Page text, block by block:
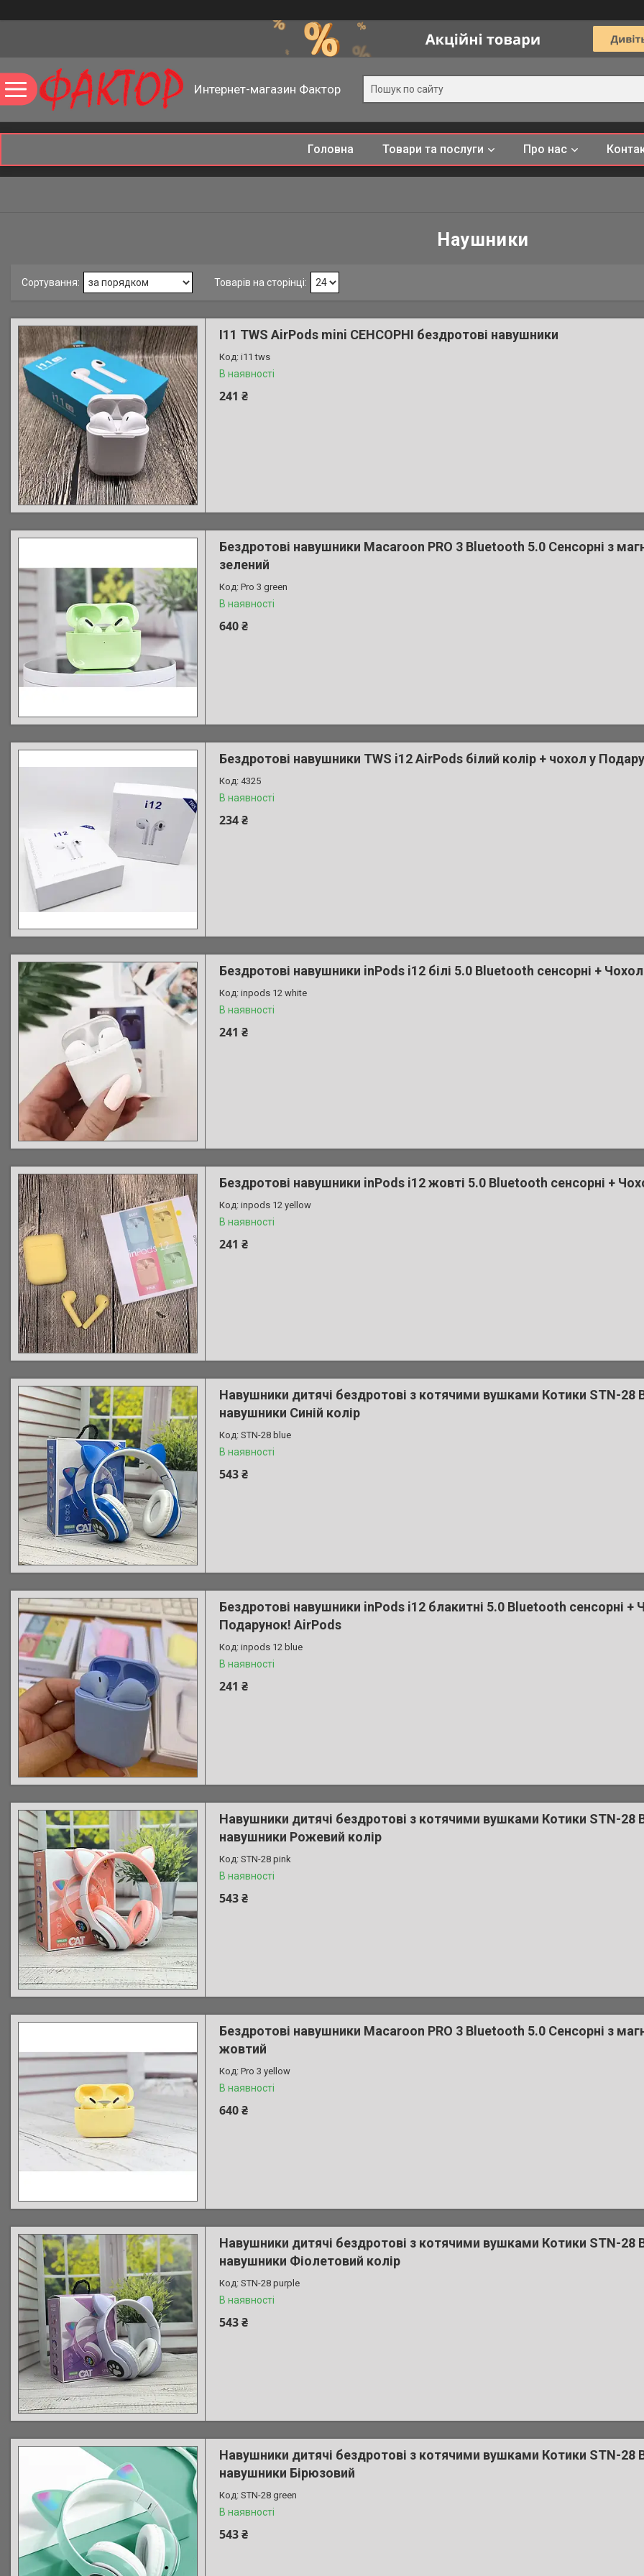
Интернет-магазин Фактор
Головна Товари та послуги Про нас
Наушники
I11 TWS AirPods mini СЕНСОРНІ бездротові навушники
i11 tws
В наявності
241 ₴
Бездротові навушники Macaroon PRO 3 Bluetooth 5.0 Сенсорні з
зелений
Pro 3 green
В наявності
640 ₴
Бездротові навушники TWS i12 AirPods білий колір + чохол у
4325
В наявності
234 ₴
Бездротові навушники inPods i12 білі 5.0 Bluetooth сенсорні +
inpods 12 white
В наявності
241 ₴
Бездротові навушники inPods i12 жовті 5.0 Bluetooth сенсорні +
inpods 12 yellow
В наявності
241 ₴
Навушники дитячі бездротові з котячими вушками Котики STN-28
навушники Синій колір
STN-28 blue
В наявності
543 ₴
Бездротові навушники inPods i12 блакитні 5.0 Bluetooth сенсорні +
Подарунок! AirPods
inpods 12 blue
В наявності
241 ₴
Навушники дитячі бездротові з котячими вушками Котики STN-28
навушники Рожевий колір
STN-28 pink
В наявності
543 ₴
Бездротові навушники Macaroon PRO 3 Bluetooth 5.0 Сенсорні з
жовтий
Pro 3 yellow
В наявності
640 ₴
Навушники дитячі бездротові з котячими вушками Котики STN-28
навушники Фіолетовий колір
STN-28 purple
В наявності
543 ₴
Навушники дитячі бездротові з котячими вушками Котики STN-28
навушники Бірюзовий
STN-28 green
В наявності
543 ₴